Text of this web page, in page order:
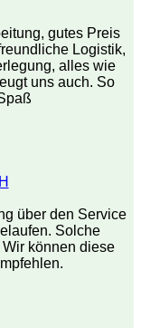
gutes Preis
Logistik,
alles wie
uns auch. So
über den Service
Solche
können diese